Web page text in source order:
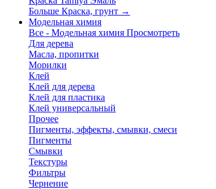
Больше Краска, грунт →
Модельная химия
Все - Модельная химия Просмотреть
Для дерева
Масла, пропитки
Морилки
Клей
Клей для дерева
Клей для пластика
Клей универсальный
Прочее
Пигменты, эффекты, смывки, смеси
Пигменты
Смывки
Текстуры
Фильтры
Чернение